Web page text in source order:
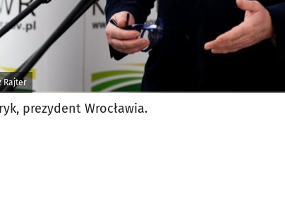
Rajter
prezydent Wrocławia.